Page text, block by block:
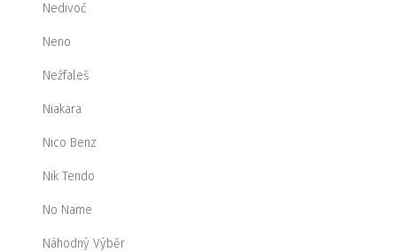
Nedivoč
Neno
Nežfaleš
Niakara
Nico Benz
Nik Tendo
No Name
Náhodný Výběr